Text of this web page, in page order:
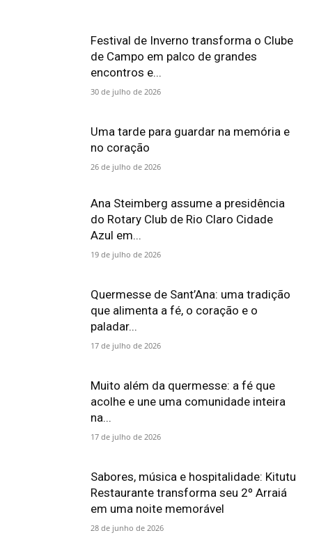
Festival de Inverno transforma o Clube
de Campo em palco de grandes
encontros e...
30 de julho de 2026
Uma tarde para guardar na memória e
no coração
26 de julho de 2026
Ana Steimberg assume a presidência
do Rotary Club de Rio Claro Cidade
Azul em...
19 de julho de 2026
Quermesse de Sant’Ana: uma tradição
que alimenta a fé, o coração e o
paladar...
17 de julho de 2026
Muito além da quermesse: a fé que
acolhe e une uma comunidade inteira
na...
17 de julho de 2026
Sabores, música e hospitalidade: Kitutu
Restaurante transforma seu 2º Arraiá
em uma noite memorável
28 de junho de 2026